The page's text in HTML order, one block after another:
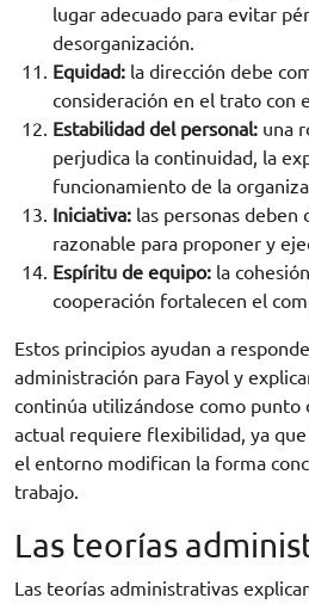
lugar adecuado para evitar
desorganización.
Equidad: la dirección debe
consideración en el trato con
Estabilidad del personal: una
perjudica la continuidad, la
funcionamiento de la
Iniciativa: las personas deben
razonable para proponer y
Espíritu de equipo: la
cooperación fortalecen el
Estos principios ayudan a
administración para Fayol y
continúa utilizándose como punto
actual requiere flexibilidad, ya
el entorno modifican la forma
trabajo.
Las teorías
Las teorías administrativas